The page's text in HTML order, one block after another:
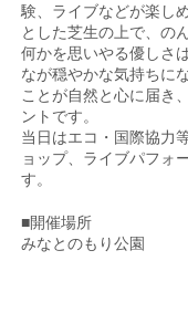
験、ライブなどが楽し
とした芝生の上で、の
何かを思いやる優しさ
なが穏やかな気持ちに
ことが自然と心に届き
ントです。
当日はエコ・国際協力
ョップ、ライブパフォ
す。
■開催場所
みなとのもり公園